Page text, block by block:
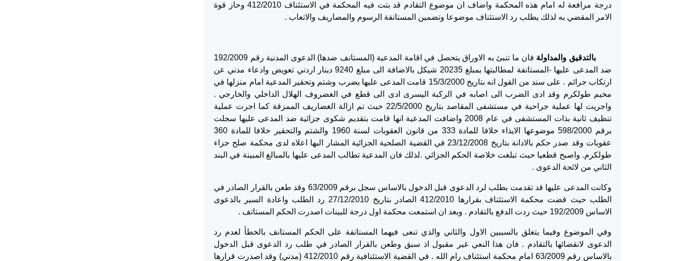
درجة مرافعة له امام هذه المحكمة واضاف ان موضوع التقادم قد بتت فيه المحكمة في الاستئناف 412/2010 وحاز قوة
الامر المقضي به لذلك يطلب رد الاستئناف موضوعا وتضمين المستانفة الرسوم والمصاريف والاتعاب .
بالتدقيق والمداولة
فان ما تنبئ به الاوراق يتحصل في اقامة المدعية (المستانف ضدها) الدعوى المدنية رقم 192/2009
ضد المدعى عليها -المستانفة لمطالبتها بمبلغ 20235 شيكل بالاضافة الى مبلغ 9240 دينار اردني تعويض وادعاء مدني عن
ارتكاب جرائم . على سند من القول انه بتاريخ 15/3/2000 قامت المدعى عليها بضرب وشتم وتحقير المدعية امام منزلها في
مخيم طولكرم وقد ادى الضرب الى اصابه في الركبة اليسرى ادى الى قطع في الغضروف الهلال الداخلي والخارجي .
واجريت لها عملية جراحية في مستشفى المقاصد بتاريخ 22/5/2000 حيث تم ازالة الغضاريف الممزقة كما اجرت عملية
تنظيف ثانية بذات المستشفى في عام 2008 واضافت المدعية انها قامت بتقديم شكوى جزائية ضد المدعى عليها سجلت
برقم 598/2000 موضوعها الايذاء خلافا للمادة 333 من قانون العقوبات لسنة 1960 والشتم والتحقير خلافا للمادة 360
عقوبات وقد صدر حكم بالادانة بتاريخ 23/12/2008 في القضية الصلحية الجزائية المشار اليها اعلاه لدى محكمة صلح جزاء
طولكرم. واصبح قطعيا حيث تبلغت خلاصة الحكم الجزائي .لذلك فان المدعية تطالب المدعى عليها بالمبالغ المبينة في البند
الثاني من لائحة الدعوى .
وكانت المدعى عليها قد تقدمت بطلب لرد الدعوى قبل الدخول بالاساس سجل برقم 63/2009 وقد طعن بالقرار الصادر في
الطلب حيث قضت محكمة الاستئناف بقرارها 412/2010 الصادر بتاريخ 27/12/2010 رد الطلب واعادة السير بالدعوى
الاساس 192/2009 حيث ردت الدفع بالتقادم . وبعد ان استمعت محكمة اول درجة للبينات اصدرت الحكم المستاتف .
وفي الموضوع وفيما يتعلق بالسببين الاول والثاني والذي تنعى فيهما المستانفة على الحكم المستانف بالخطأ لعدم رد
الدعوى لانقضائها بالتقادم . فان هذا النعي غير مقبول اذ سبق وطعن بالقرار الصادر في طلب رد الدعوى قبل الدخول
بالاساس رقم 63/2009 امام محكمة استئناف رام الله . في القضية الاستئنافية رقم 412/2010 (مدني) وقد اصدرت قرارها